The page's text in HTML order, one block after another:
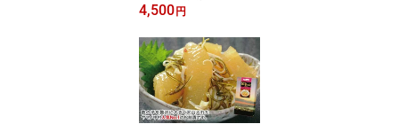
4,500円